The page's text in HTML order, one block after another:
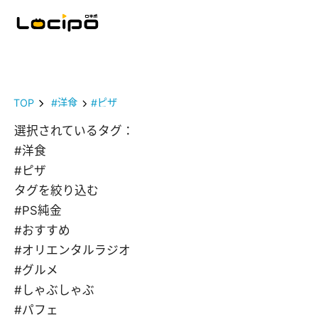
TOP #洋食 #ピザ
選択されているタグ：
#洋食
#ピザ
タグを絞り込む
#PS純金
#おすすめ
#オリエンタルラジオ
#グルメ
#しゃぶしゃぶ
#パフェ